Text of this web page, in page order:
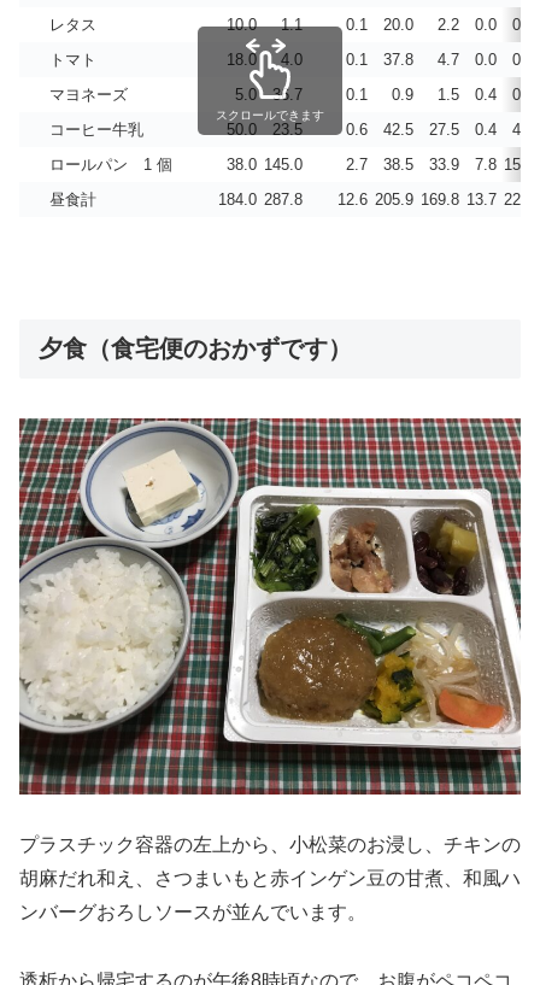
レタス
10.0 1.1 0.1 20.0 2.2 0.0
0.3
トマト
18.0 4.0 0.1 37.8 4.7 0.0
0.8
マヨネーズ
5.0 36.7 0.1 0.9 1.5 0.4
0.3
コーヒー牛乳
50.0 23.5 0.6 42.5 27.5 0.4
4.3
ロールパン 1 個
38.0 145.0 2.7 38.5 33.9 7.8 15.9
昼食計
184.0 287.8 12.6 205.9 169.8 13.7 22.2
スクロールできます
夕食（食宅便のおかずです）
プラスチック容器の左上から、小松菜のお浸し、チキンの
胡麻だれ和え、さつまいもと赤インゲン豆の甘煮、和風ハ
ンバーグおろしソースが並んでいます。